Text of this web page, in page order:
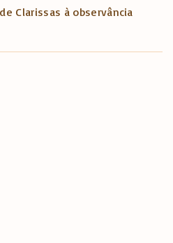
Clarissas à observância